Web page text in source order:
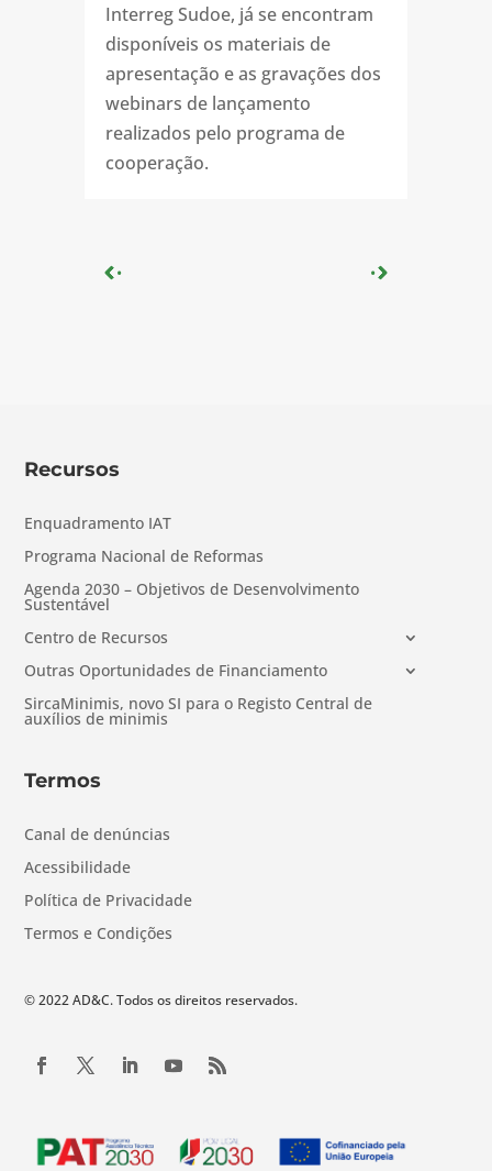
Interreg Sudoe, já se encontram
disponíveis os materiais de
apresentação e as gravações dos
webinars de lançamento
realizados pelo programa de
cooperação.
« Older Entries Next Entries »
Recursos
Enquadramento IAT
Programa Nacional de Reformas
Agenda 2030 – Objetivos de Desenvolvimento
Sustentável
Centro de Recursos
Outras Oportunidades de Financiamento
SircaMinimis, novo SI para o Registo Central de
auxílios de minimis
Termos
Canal de denúncias
Acessibilidade
Política de Privacidade
Termos e Condições
© 2022 AD&C. Todos os direitos reservados.